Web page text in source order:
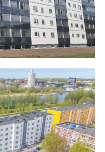
vald, Tõrvandi alevi,
3